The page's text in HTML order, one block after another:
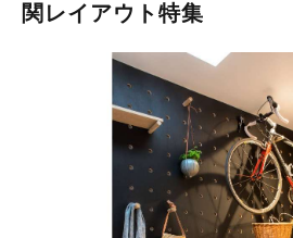
関レイアウト特集